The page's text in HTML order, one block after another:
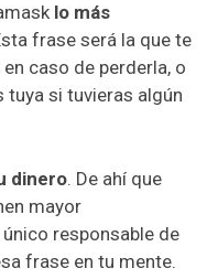
lo más
frase será la que te
caso de perderla, o
tuya si tuvieras algún
dinero. De ahí que
mayor
responsable de
frase en tu mente.